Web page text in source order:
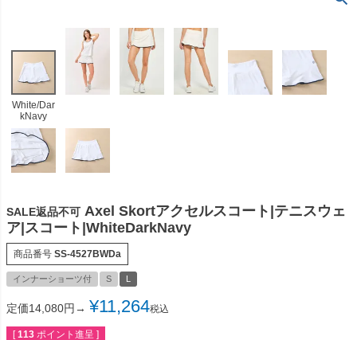
White/Dar
kNavy
SALE返品不可 Axel Skortアクセルスコート|テニスウェ
ア|スコート|WhiteDarkNavy
商品番号 SS-4527BWDa
インナーショーツ付 S L
定価14,080円→ ¥11,264税込
[ 113 ポイント進呈 ]